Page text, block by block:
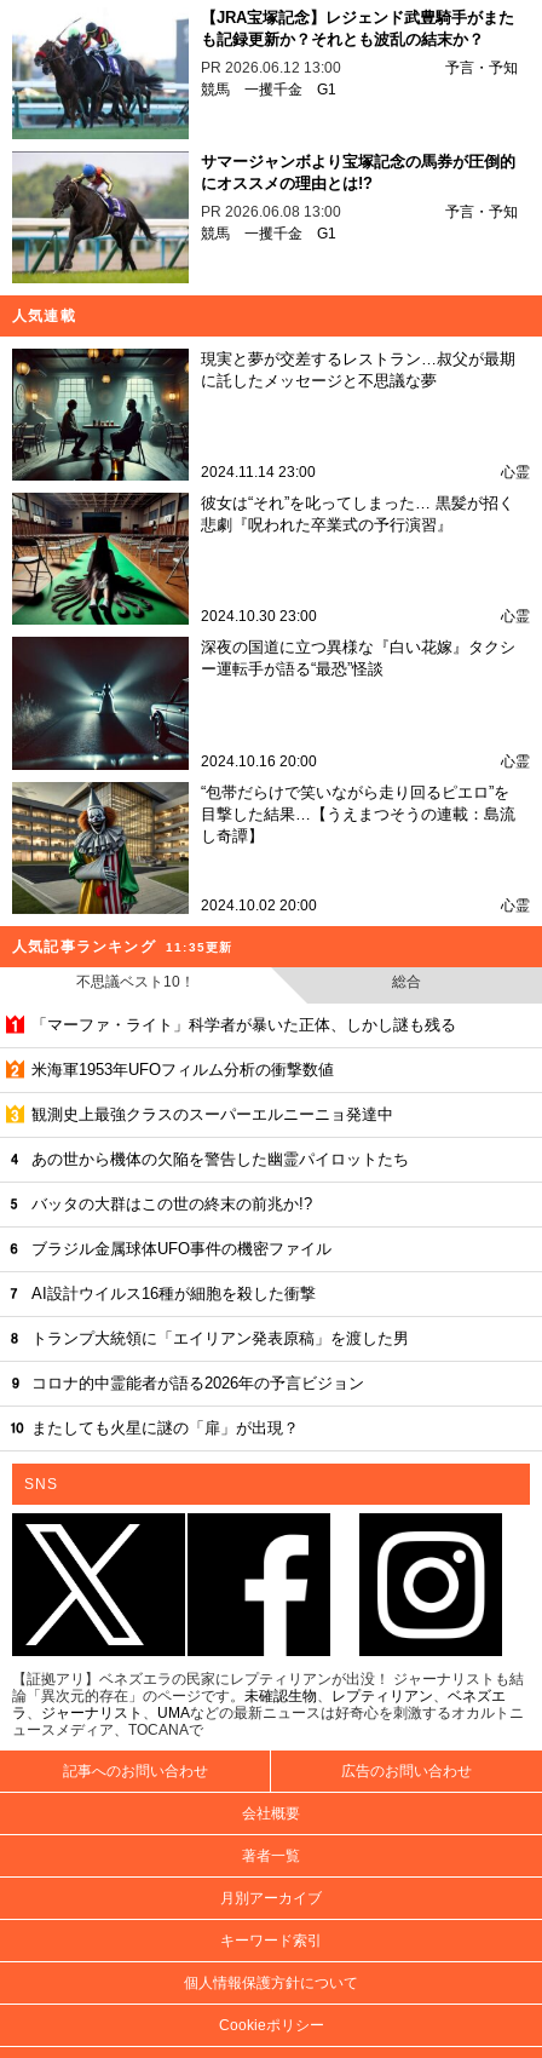
【JRA宝塚記念】レジェンド武豊騎手がまた
も記録更新か？それとも波乱の結末か？
PR 2026.06.12 13:00
予言・予知
競馬 一攫千金 G1
サマージャンボより宝塚記念の馬券が圧倒的
にオススメの理由とは!?
PR 2026.06.08 13:00
予言・予知
競馬 一攫千金 G1
人気連載
現実と夢が交差するレストラン…叔父が最期
に託したメッセージと不思議な夢
2024.11.14 23:00 心霊
彼女は“それ”を叱ってしまった… 黒髪が招く
悲劇『呪われた卒業式の予行演習』
2024.10.30 23:00 心霊
深夜の国道に立つ異様な『白い花嫁』タクシ
ー運転手が語る“最恐”怪談
2024.10.16 20:00 心霊
“包帯だらけで笑いながら走り回るピエロ”を
目撃した結果…【うえまつそうの連載：島流
し奇譚】
2024.10.02 20:00 心霊
人気記事ランキング 11:35更新
不思議ベスト10！ 総合
「マーファ・ライト」科学者が暴いた正体、しかし謎も残る
米海軍1953年UFOフィルム分析の衝撃数値
観測史上最強クラスのスーパーエルニーニョ発達中
あの世から機体の欠陥を警告した幽霊パイロットたち
バッタの大群はこの世の終末の前兆か!?
ブラジル金属球体UFO事件の機密ファイル
AI設計ウイルス16種が細胞を殺した衝撃
トランプ大統領に「エイリアン発表原稿」を渡した男
コロナ的中霊能者が語る2026年の予言ビジョン
またしても火星に謎の「扉」が出現？
SNS
【証拠アリ】ベネズエラの民家にレプティリアンが出没！ ジャーナリストも結
論「異次元的存在」のページです。 未確認生物、 レプティリアン、 ベネズエ
ラ 、 ジャーナリスト 、 UMAなどの最新ニュースは好奇心を刺激するオカルトニ
ュースメディア、TOCANAで
記事へのお問い合わせ 広告のお問い合わせ
会社概要
著者一覧
月別アーカイブ
キーワード索引
個人情報保護方針について
Cookieポリシー